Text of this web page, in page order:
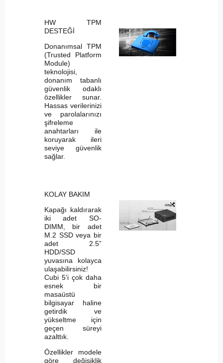
HW TPM
DESTEĞİ
Donanımsal TPM
(Trusted Platform
Module)
teknolojisi,
donanım tabanlı
güvenlik odaklı
özellikler sunar.
Hassas verilerinizi
ve parolalarınızı
şifreleme
anahtarları ile
koruyarak ileri
seviye güvenlik
sağlar.
KOLAY BAKIM
Kapağı kaldırarak
iki adet SO-
DIMM, bir adet
M.2 SSD veya bir
adet 2.5”
HDD/SSD
yuvasına kolayca
ulaşabilirsiniz!
Cubi 5’i çok daha
esnek bir
masaüstü
bilgisayar haline
getirdik ve
yükseltme için
geçen süreyi
azalttık.
Özellikler modele
göre değişiklik